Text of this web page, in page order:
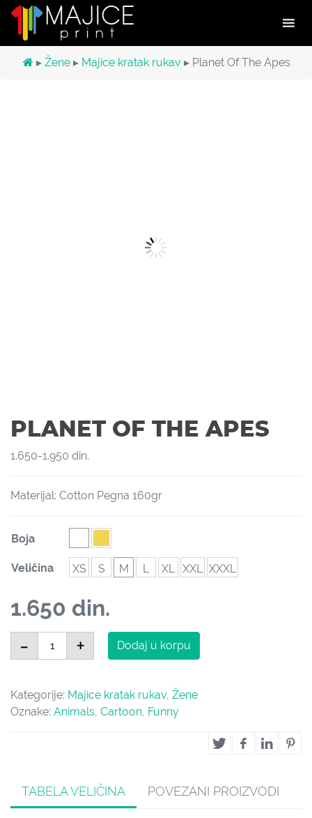
Main Navigation
▸ Žene ▸ Majice kratak rukav ▸ Planet Of The Apes
PLANET OF THE APES
1.650-1.950 din.
Materijal: Cotton Pegna 160gr
Boja
Veličina XS S M L XL XXL XXXL
1.650 din.
-
Planet Of The Apes količina
+ Dodaj u korpu
Kategorije: Majice kratak rukav, Žene
Oznake: Animals, Cartoon, Funny
TABELA VELIČINA POVEZANI PROIZVODI